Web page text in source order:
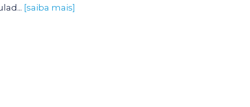
[saiba mais]